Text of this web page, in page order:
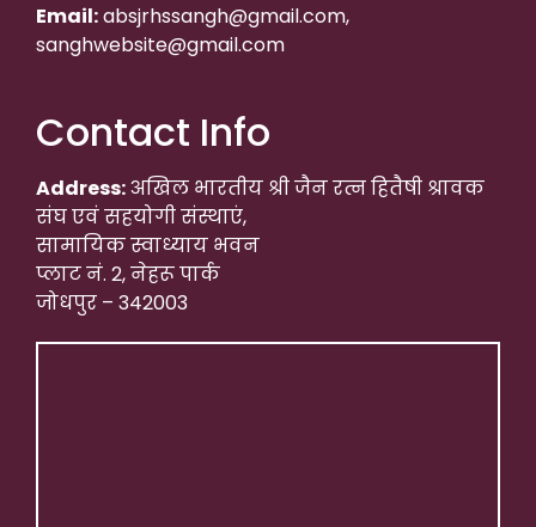
Email:absjrhssangh@gmail.com,
sanghwebsite@gmail.com
Contact Info
Address:अखिल भारतीय श्री जैन रत्न हितैषी श्रावक
संघ एवं सहयोगी संस्थाएं,
सामायिक स्वाध्याय भवन
प्लाट नं. 2, नेहरू पार्क
जोधपुर – 342003